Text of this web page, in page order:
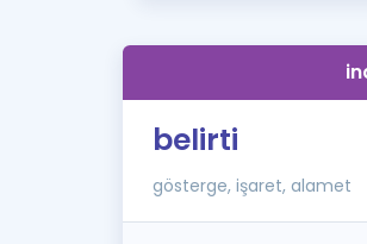
belirti
gösterge, işaret, alamet